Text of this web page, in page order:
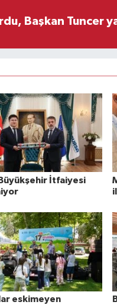
Başkan Tuncer
İtfaiyesi
eskimeyen